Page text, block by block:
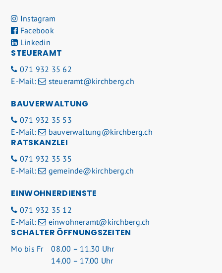
Instagram
Facebook
Linkedin
STEUERAMT
071 932 35 62
E-Mail:
steueramt@kirchberg.ch
BAUVERWALTUNG
071 932 35 53
E-Mail:
bauverwaltung@kirchberg.ch
RATSKANZLEI
071 932 35 35
E-Mail:
gemeinde@kirchberg.ch
EINWOHNERDIENSTE
071 932 35 12
E-Mail:
einwohneramt@kirchberg.ch
SCHALTER ÖFFNUNGSZEITEN
Mo bis Fr
08.00 – 11.30 Uhr
14.00 – 17.00 Uhr